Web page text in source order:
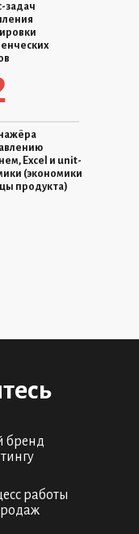
задач
Excel и unit-
(экономики
продукта)
бренд
работы